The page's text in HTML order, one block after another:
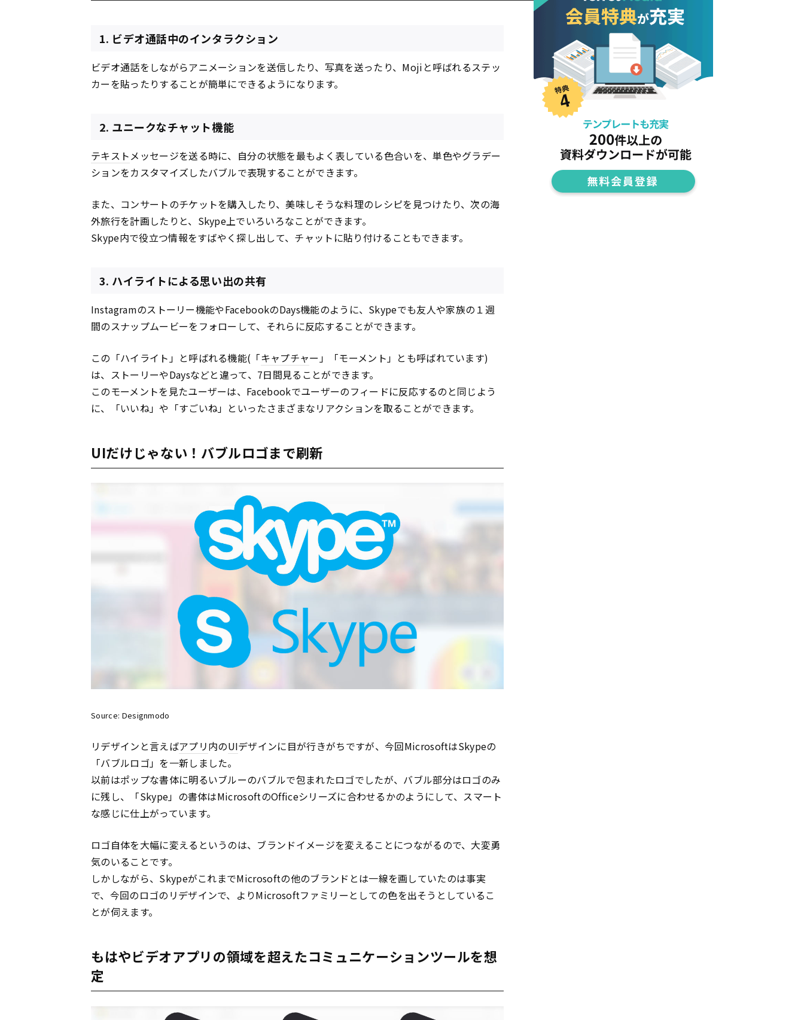
1. ビデオ通話中のインタラクション
ビデオ通話をしながらアニメーションを送信したり、写真を送ったり、Mojiと呼ばれるステッ
カーを貼ったりすることが簡単にできるようになります。
2. ユニークなチャット機能
テキスト メッセージを送る時に、自分の状態を最もよく表している色合いを、単色やグラデー
ションをカスタマイズしたバブルで表現することができます。
また、コンサートのチケットを購入したり、美味しそうな料理のレシピを見つけたり、次の海
外旅行を計画したりと、Skype上でいろいろなことができます。
Skype内で役立つ情報をすばやく探し出して、チャットに貼り付けることもできます。
3. ハイライトによる思い出の共有
Instagramのストーリー機能やFacebookのDays機能のように、Skypeでも友人や家族の１週
間のスナップムービーをフォローして、それらに反応することができます。
この「ハイライト」と呼ばれる機能(「キャプチャー」「モーメント」とも呼ばれています)
は、ストーリーやDaysなどと違って、7日間見ることができます。
このモーメントを見たユーザーは、Facebookでユーザーのフィードに反応するのと同じよう
に、「いいね」や「すごいね」といったさまざまなリアクションを取ることができます。
UIだけじゃない！バブルロゴまで刷新
Source: Designmodo
リデザインと言えばアプリ内のUIデザインに目が行きがちですが、今回MicrosoftはSkypeの
「バブルロゴ」を一新しました。
以前はポップな書体に明るいブルーのバブルで包まれたロゴでしたが、バブル部分はロゴのみ
に残し、「Skype」の書体はMicrosoftのOfficeシリーズに合わせるかのようにして、スマート
な感じに仕上がっています。
ロゴ自体を大幅に変えるというのは、ブランドイメージを変えることにつながるので、大変勇
気のいることです。
しかしながら、SkypeがこれまでMicrosoftの他のブランドとは一線を画していたのは事実
で、今回のロゴのリデザインで、よりMicrosoftファミリーとしての色を出そうとしているこ
とが伺えます。
もはやビデオアプリの領域を超えたコミュニケーションツールを想
定